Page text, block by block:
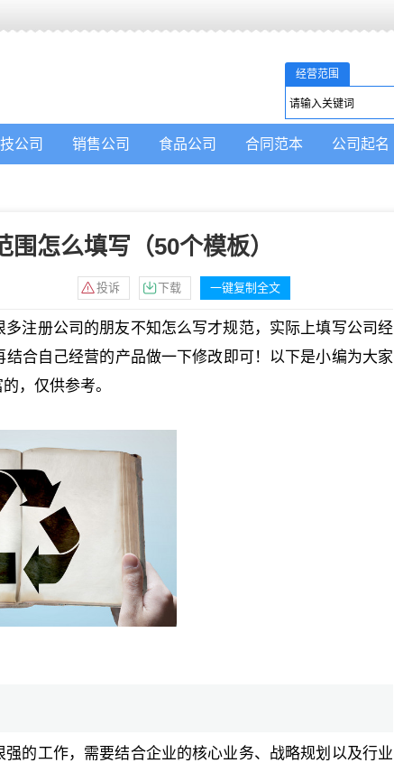
经营范围
公司 销售公司 食品公司 合同范本 公司起名
怎么填写（50个模板）
投诉 下载 一键复制全文
多注册公司的朋友不知怎么写才规范，实际上填写公司经
合自己经营的产品做一下修改即可！以下是小编为大家
，仅供参考。
的工作，需要结合企业的核心业务、战略规划以及行业